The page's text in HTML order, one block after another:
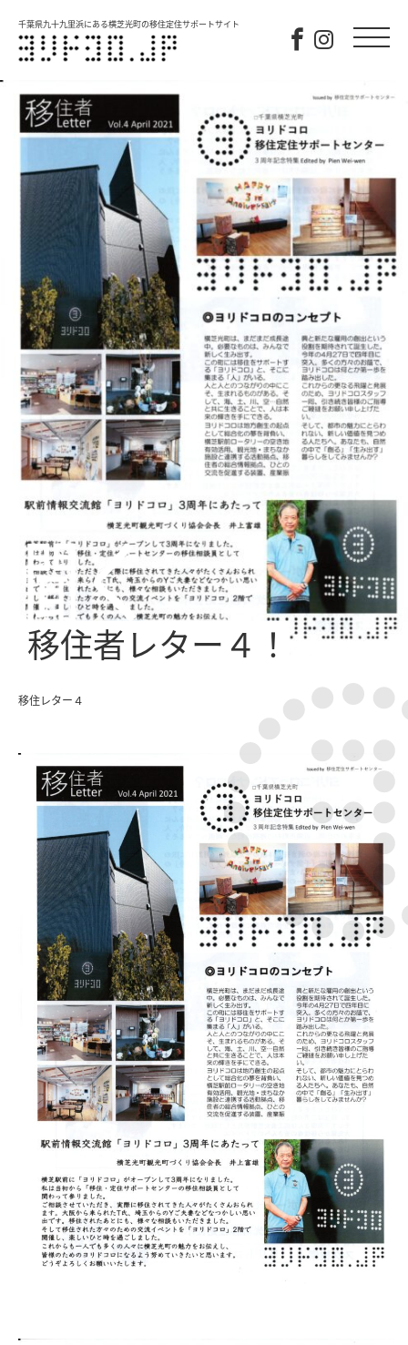
千葉県九十九里浜にある横芝光町の移住定住サポートサイト
移住者レター４！
移住レター４